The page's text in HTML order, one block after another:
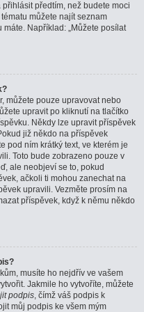
předtím, než budete moci
můžete najít seznam
Například: „Můžete posílat
můžete pouze upravovat nebo
upravit po kliknutí na tlačítko
Někdy lze upravit příspěvek
již někdo na příspěvek
pod ním krátký text, ve kterém je
Toto bude zobrazeno pouze v
ale neobjeví se to, pokud
ačkoli ti mohou zanechat na
upravili. Vezměte prosím na
příspěvek, když k němu někdo
musíte ho nejdřív ve vašem
Jakmile ho vytvoříte, můžete
podpis, čímž váš podpis k
můj podpis ke všem mým